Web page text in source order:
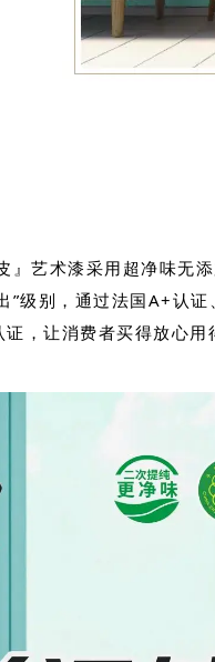
艺术漆采用超净味无添
”级别，通过法国A+认
证，让消费者买得放心用